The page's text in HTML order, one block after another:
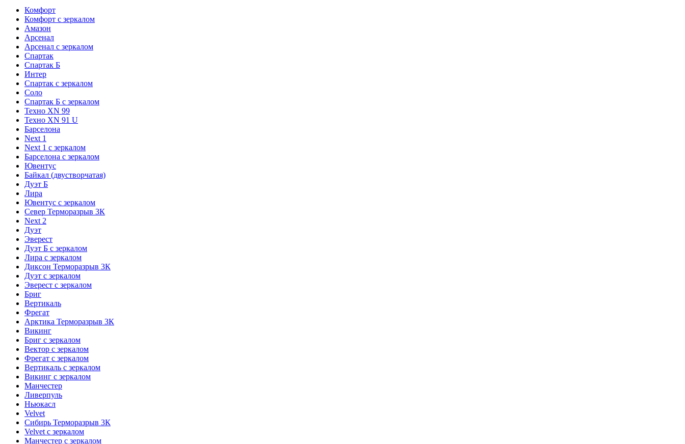
Комфорт
Комфорт с зеркалом
Амазон
Арсенал
Арсенал с зеркалом
Спартак
Спартак Б
Интер
Спартак с зеркалом
Соло
Спартак Б с зеркалом
Техно XN 99
Техно XN 91 U
Барселона
Next 1
Next 1 с зеркалом
Барселона с зеркалом
Ювентус
Байкал (двустворчатая)
Дуэт Б
Лира
Ювентус с зеркалом
Север Терморазрыв 3К
Next 2
Дуэт
Эверест
Дуэт Б с зеркалом
Лира с зеркалом
Диксон Терморазрыв 3К
Дуэт с зеркалом
Эверест с зеркалом
Бриг
Вертикаль
Фрегат
Арктика Терморазрыв 3К
Викинг
Бриг с зеркалом
Вектор с зеркалом
Фрегат с зеркалом
Вертикаль с зеркалом
Викинг с зеркалом
Манчестер
Ливерпуль
Ньюкасл
Velvet
Сибирь Терморазрыв 3К
Velvet с зеркалом
Манчестер с зеркалом